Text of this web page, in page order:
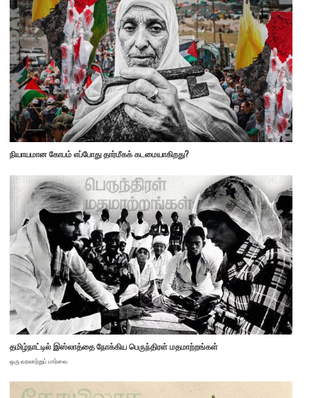
நியாயமான கோபம் எப்போது தார்மீகக் கடமையாகிறது?
தமிழ்நாட்டில் இஸ்லாத்தை நோக்கிய பெருந்திரள் மதமாற்றங்கள்
ஒரு வரலாற்றுப் பார்வை